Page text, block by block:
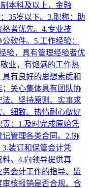
本科及以上，金融
35岁以下。3.职称：助
者优先。4.专业技
软件。5.工作经验：
验，具有管理经验者优
业，有饱满的工作热
有良好的思想素质和
关心集体具有团队协
、坚持原则、实事求
细致、热情耐心做好
：1.及时完成原始凭
管理各类合同。2.协
装订和保管会计凭
。4.向领导提供真
会计工作的指导、监
核报销是否合规、合